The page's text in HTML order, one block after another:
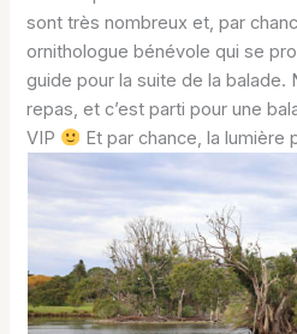
sont très nombreux et, par
ornithologue bénévole qui se
guide pour la suite de la balade.
repas, et c’est parti pour une
VIP
Et par chance, la lumière